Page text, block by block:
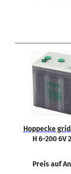
Hop­pe­cke
H 6-200 6V
Preis auf